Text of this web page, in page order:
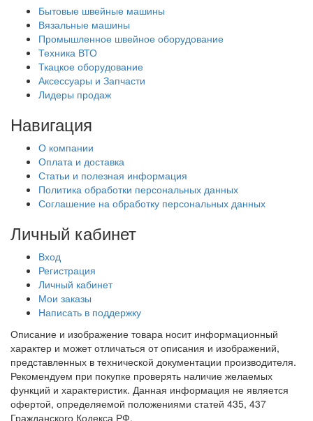
Бытовые швейные машины
Вязальные машины
Промышленное швейное оборудование
Техника ВТО
Ткацкое оборудование
Аксессуары и Запчасти
Лидеры продаж
Навигация
О компании
Оплата и доставка
Статьи и полезная информация
Политика обработки персональных данных
Соглашение на обработку персональных данных
Личный кабинет
Вход
Регистрация
Личный кабинет
Мои заказы
Написать в поддержку
Описание и изображение товара носит информационный
характер и может отличаться от описания и изображений,
представленных в технической документации производителя.
Рекомендуем при покупке проверять наличие желаемых
функций и характеристик. Данная информация не является
офертой, определяемой положениями статей 435, 437
Гражданского Кодекса РФ.